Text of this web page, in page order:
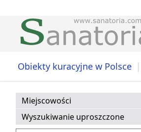
Obiekty kuracyjne w Polsce |
Miejscowości
Wyszukiwanie uproszczone